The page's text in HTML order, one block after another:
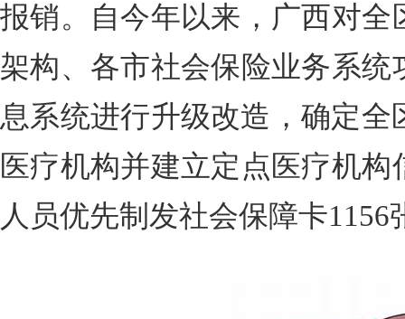
报销。自今年以来，广西对
架构、各市社会保险业务系
息系统进行升级改造，确定全
医疗机构并建立定点医疗机
人员优先制发社会保障卡1156